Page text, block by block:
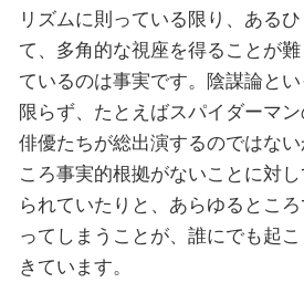
リズムに則っている限り、ある
て、多角的な視座を得ることが
ているのは事実です。陰謀論と
限らず、たとえばスパイダーマ
俳優たちが総出演するのではな
ころ事実的根拠がないことに対
られていたりと、あらゆるとこ
ってしまうことが、誰にでも起
きています。